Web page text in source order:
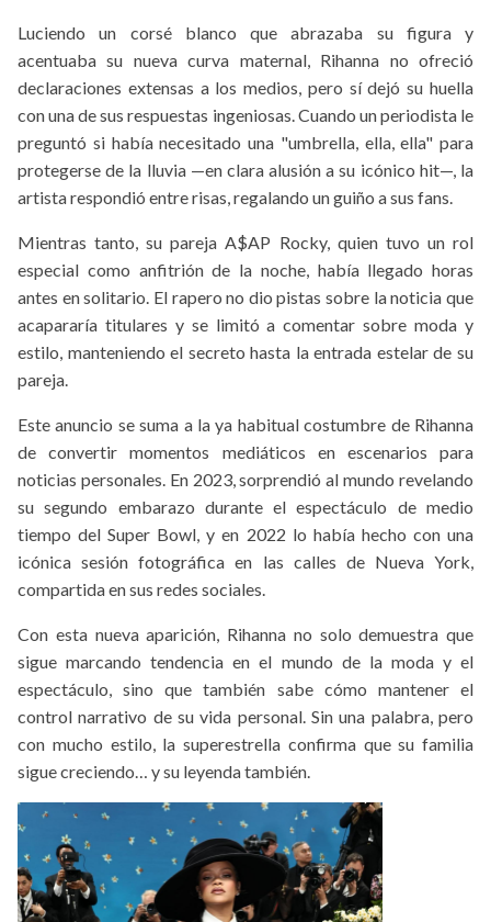
Luciendo un corsé blanco que abrazaba su figura y
acentuaba su nueva curva maternal, Rihanna no ofreció
declaraciones extensas a los medios, pero sí dejó su huella
con una de sus respuestas ingeniosas. Cuando un periodista le
preguntó si había necesitado una "umbrella, ella, ella" para
protegerse de la lluvia —en clara alusión a su icónico hit—, la
artista respondió entre risas, regalando un guiño a sus fans.
Mientras tanto, su pareja A$AP Rocky, quien tuvo un rol
especial como anfitrión de la noche, había llegado horas
antes en solitario. El rapero no dio pistas sobre la noticia que
acapararía titulares y se limitó a comentar sobre moda y
estilo, manteniendo el secreto hasta la entrada estelar de su
pareja.
Este anuncio se suma a la ya habitual costumbre de Rihanna
de convertir momentos mediáticos en escenarios para
noticias personales. En 2023, sorprendió al mundo revelando
su segundo embarazo durante el espectáculo de medio
tiempo del Super Bowl, y en 2022 lo había hecho con una
icónica sesión fotográfica en las calles de Nueva York,
compartida en sus redes sociales.
Con esta nueva aparición, Rihanna no solo demuestra que
sigue marcando tendencia en el mundo de la moda y el
espectáculo, sino que también sabe cómo mantener el
control narrativo de su vida personal. Sin una palabra, pero
con mucho estilo, la superestrella confirma que su familia
sigue creciendo… y su leyenda también.